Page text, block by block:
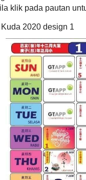
klik pada pautan
2020 design 1